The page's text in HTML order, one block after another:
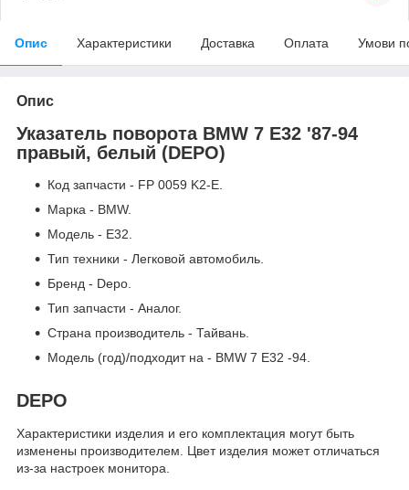
Опис Характеристики Доставка Оплата Умови
Опис
Указатель поворота BMW 7 E32 '87-94
правый, белый (DEPO)
Код запчасти - FP 0059 K2-E.
Марка - BMW.
Модель - E32.
Тип техники - Легковой автомобиль.
Бренд - Depo.
Тип запчасти - Аналог.
Страна производитель - Тайвань.
Модель (год)/подходит на - BMW 7 E32 -94.
DEPO
Характеристики изделия и его комплектация могут быть
изменены производителем. Цвет изделия может отличаться
из-за настроек монитора.